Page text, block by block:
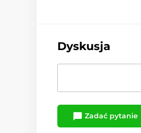
Dyskusja
Zadać pytanie